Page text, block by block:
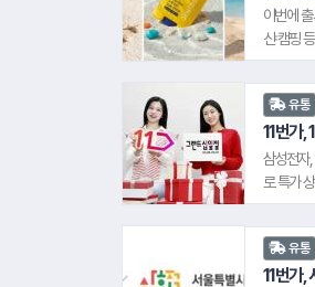
이번에
산∙캠핑
어난 발
덧발라
유통
11번가,
삼성전자
로 특가
준비했다.
5만 원 이
유통
11번가,